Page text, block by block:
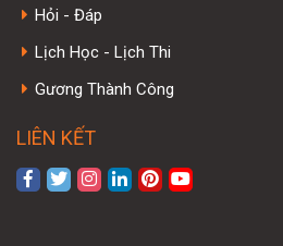
Hỏi - Đáp
Lịch Học - Lịch Thi
Gương Thành Công
LIÊN KẾT